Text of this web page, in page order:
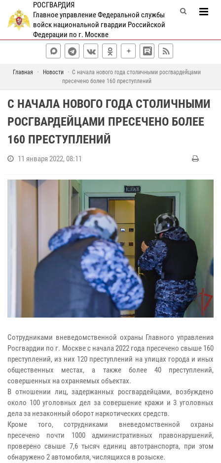
РОСГВАРДИЯ
Главное управление Федеральной службы
войск национальной гвардии Российской
Федерации по г. Москве
Главная Новости
С начала нового года столичными росгвардейцами
пресечено более 160 преступлений
С НАЧАЛА НОВОГО ГОДА СТОЛИЧНЫМИ
РОСГВАРДЕЙЦАМИ ПРЕСЕЧЕНО БОЛЕЕ
160 ПРЕСТУПЛЕНИЙ
11 января 2022, 08:11
Сотрудниками вневедомственной охраны Главного управления
Росгвардии по г. Москве с начала 2022 года пресечено свыше 160
преступлений, из них 120 преступлений на улицах города и иных
общественных местах, а также более 40 преступлений,
совершенных на охраняемых объектах.
В отношении лиц, задержанных росгвардейцами, возбуждено
около 100 уголовных дел за совершение кражи и 3 уголовных
дела за незаконный оборот наркотических средств.
Кроме того, сотрудниками вневедомственной охраны
пресечено почти 1000 административных правонарушений,
проверено свыше 7,6 тысяч единиц автотранспорта, при этом
обнаружено 2 автомобиля, числящихся в розыске.